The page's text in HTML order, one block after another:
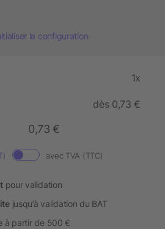
la configuration
1x
dès 0,73 €
0,73 €
avec TVA (TTC)
pour validation
jusqu’à validation du BAT
à partir de 500 €